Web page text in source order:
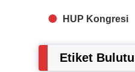
HUP Kongresi
Etiket Bulutu